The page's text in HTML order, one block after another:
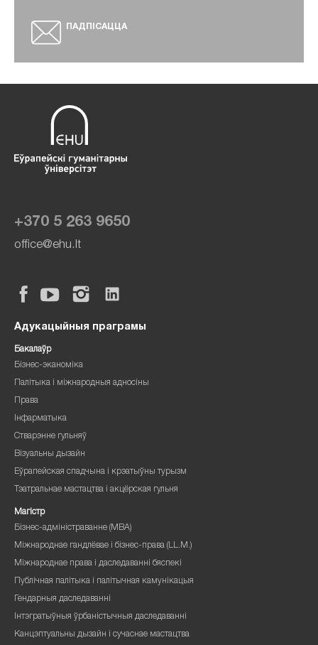
ПАДПІСАЦЦА
+370 5 263 9650
office@ehu.lt
Адукацыйныя праграмы
Бакалаўр
Бізнес-эканоміка
Палітыка і міжнародныя адносіны
Права
Інфарматыка
Стварэнне гульняў
Візуальны дызайн
Еўрапейская спадчына і крэатыўны турызм
Тэатральнае мастацтва і акцёрская гульня
Магістр
Бізнес-адміністраванне (MBA)
Міжнароднае гандлёвае і бізнес-права (LL.M.)
Міжнароднае права і даследаванні бяспекі
Публічная палітыка і палітычная камунікацыя
Гендарныя даследаванні
Інтэгратыўныя ўрбаністычныя даследаванні
Канцэптуальны дызайн і сучаснае мастацтва